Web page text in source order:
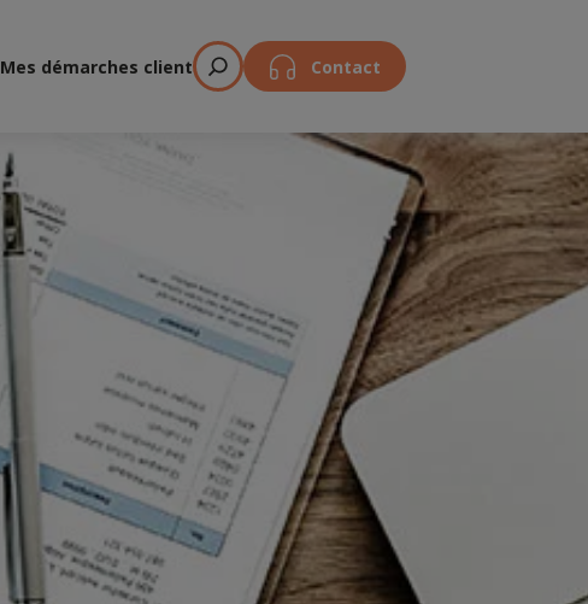
Mes démarches client Contact